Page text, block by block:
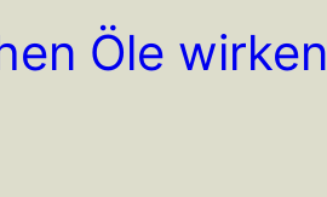
Öle wirken